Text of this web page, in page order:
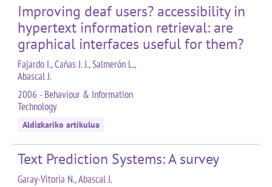
Improving deaf users? accessibility in
hypertext information retrieval: are
graphical interfaces useful for them?
Fajardo I., Cañas J. J., Salmerón L.,
Abascal J.
2006 - Behaviour & Information
Technology
Aldizkariko artikulua
Text Prediction Systems: A survey
Garay-Vitoria N., Abascal J.